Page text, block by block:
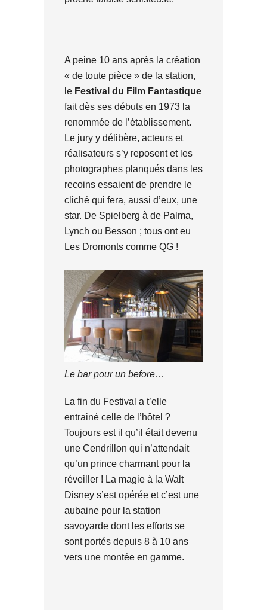
A peine 10 ans après la création
« de toute pièce » de la station,
le Festival du Film Fantastique
fait dès ses débuts en 1973 la
renommée de l’établissement.
Le jury y délibère, acteurs et
réalisateurs s’y reposent et les
photographes planqués dans les
recoins essaient de prendre le
cliché qui fera, aussi d’eux, une
star. De Spielberg à de Palma,
Lynch ou Besson ; tous ont eu
Les Dromonts comme QG !
Le bar pour un before…
La fin du Festival a t’elle
entrainé celle de l’hôtel ?
Toujours est il qu’il était devenu
une Cendrillon qui n’attendait
qu’un prince charmant pour la
réveiller ! La magie à la Walt
Disney s’est opérée et c’est une
aubaine pour la station
savoyarde dont les efforts se
sont portés depuis 8 à 10 ans
vers une montée en gamme.